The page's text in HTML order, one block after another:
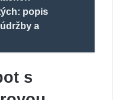
popis
a
s